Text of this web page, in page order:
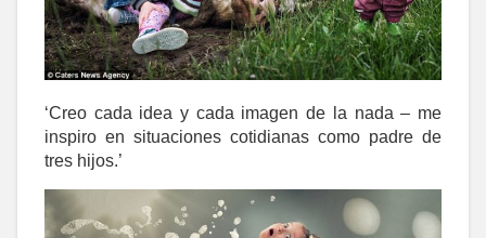
‘Creo cada idea y cada imagen de la nada – me
inspiro en situaciones cotidianas como padre de
tres hijos.’